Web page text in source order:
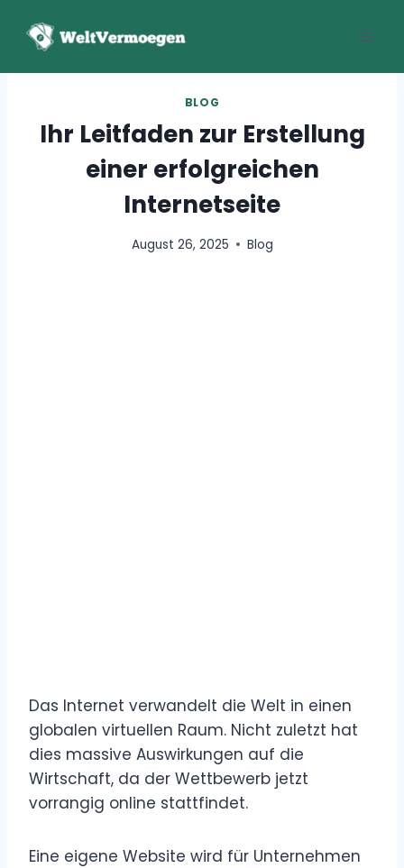
Inhalt
BLOG
Ihr Leitfaden zur Erstellung
einer erfolgreichen
Internetseite
August 26, 2025 Blog
Das Internet verwandelt die Welt in einen
globalen virtuellen Raum. Nicht zuletzt hat
dies massive Auswirkungen auf die
Wirtschaft, da der Wettbewerb jetzt
vorrangig online stattfindet.
Eine eigene Website wird für Unternehmen